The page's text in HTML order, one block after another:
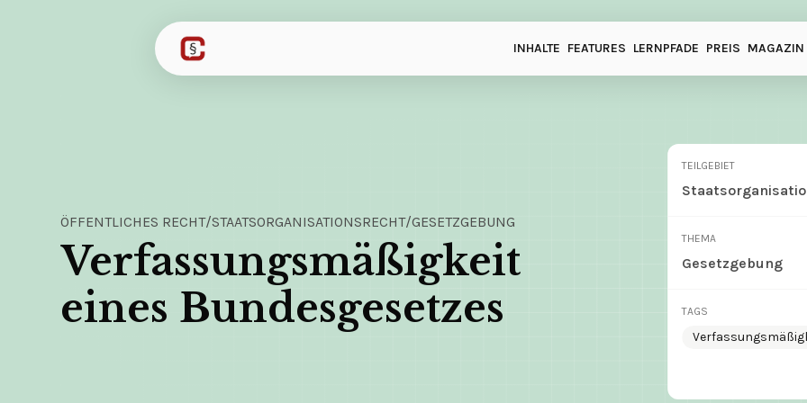
INHALTE FEATURES LERNPFADE PREIS MAGAZIN
ÖFFENTLICHES RECHT/STAATSORGANISATIONSRECHT/GESETZGEBUNG
Verfassungsmäßigkeit
eines Bundesgesetzes
TEILGEBIET
THEMA
Gesetzgebung
TAGS